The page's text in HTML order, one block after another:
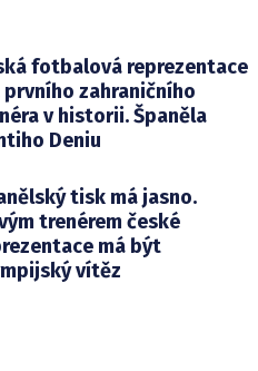
fotbalová reprezentace
prvního zahraničního
v historii. Španěla
Deniu
tisk má jasno.
trenérem české
má být
vítěz